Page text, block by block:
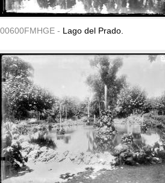
00600FMHGE - Lago del Prado.